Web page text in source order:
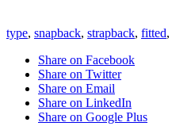
type, snapback, strapback, fitted,
Share on Facebook
Share on Twitter
Share on Email
Share on LinkedIn
Share on Google Plus